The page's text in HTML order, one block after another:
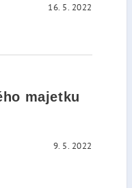
16. 5. 2022
majetku
9. 5. 2022